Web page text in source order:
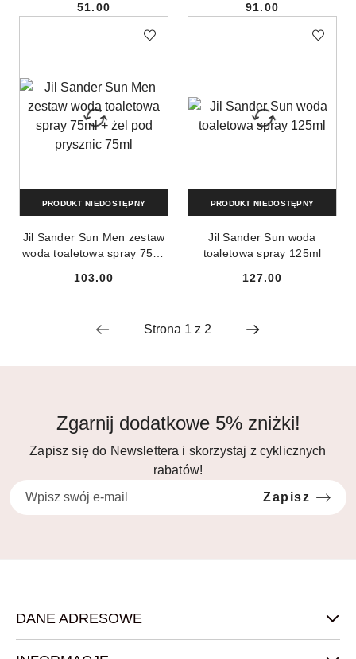
Cena:
51.00
Cena:
91.00
Jil Sander Sun Men zestaw
woda toaletowa spray 75ml
Cena:
103.00
PRODUKT NIEDOSTĘPNY
Jil Sander Sun woda
toaletowa spray 125ml
Cena:
127.00
PRODUKT NIEDOSTĘPNY
Zgarnij dodatkowe 5% zniżki!
Zapisz się do Newslettera i skorzystaj z cyklicznych
rabatów!
Zapisz
DANE ADRESOWE